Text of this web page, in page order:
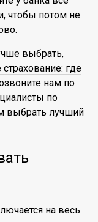
чтобы потом не
выбрать,
где
нам по
по
выбрать лучший
на весь